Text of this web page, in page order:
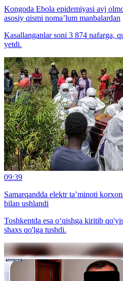
Kongoda Ebola epidemiyasi avj
asosiy qismi noma’lum manbalardan
Kasallanganlar soni 3 874 nafarga,
yetdi.
09:39
Samarqandda elektr ta’minoti
bilan ushlandi
Toshkentda esa o‘qishga kiritib
shaxs qo'lga tushdi.